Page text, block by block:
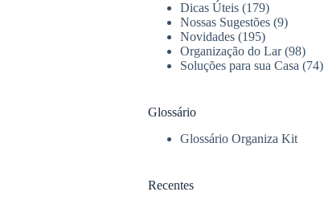
Dicas Úteis (179)
Nossas Sugestões (9)
Novidades (195)
Organização do Lar(98)
Soluções para sua Casa (74)
Glossário
Glossário Organiza Kit
Recentes